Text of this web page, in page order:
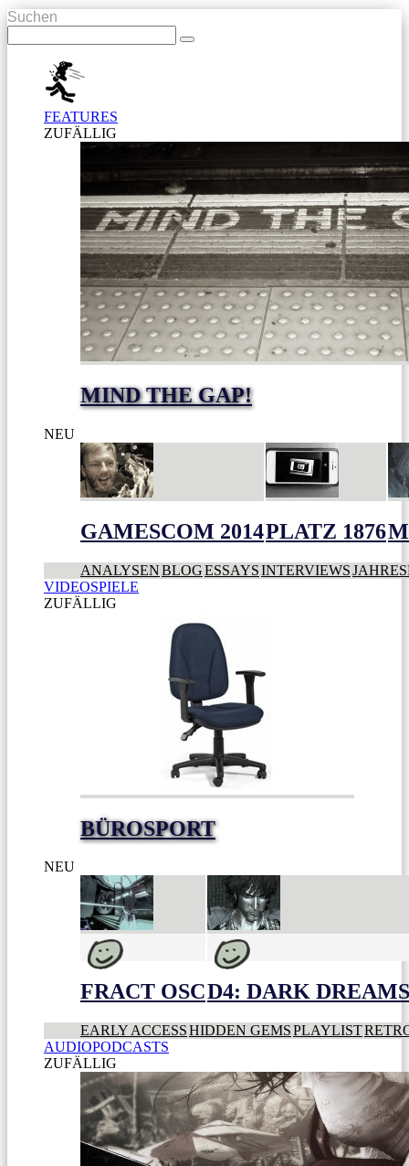
Suchen
FEATURES
ZUFÄLLIG
MIND THE GAP!
NEU
GAMESCOM 2014PLATZ 1876
ANALYSENBLOGESSAYSINTERVIEWS
VIDEOSPIELE
ZUFÄLLIG
BÜROSPORT
NEU
FRACT OSCD4: DARK
EARLY ACCESSHIDDEN GEMSPLAYLIST
AUDIOPODCASTS
ZUFÄLLIG